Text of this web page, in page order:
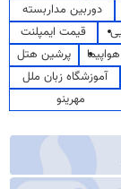
دوربین مداربسته
قیمت ایمپلنت
پرشین هتل
آموزشگاه زبان ملل
مهرینو